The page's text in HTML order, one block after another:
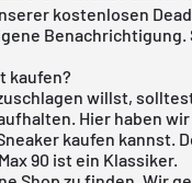
kostenlosen
Benachrichtigung.
kaufen?
willst,
Hier haben
kaufen kannst.
90 ist ein Klassiker.